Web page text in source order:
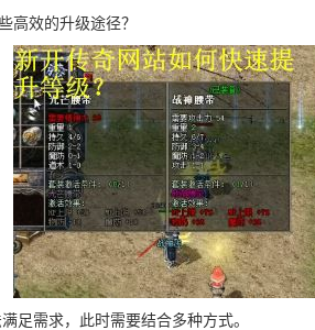
高效的升级途径？
足需求，此时需要结合多种方式。